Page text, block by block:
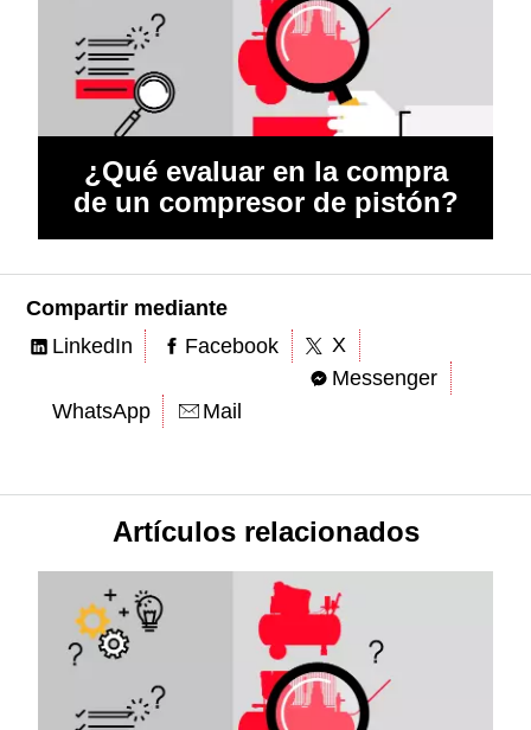
¿Qué evaluar en la compra
de un compresor de pistón?
Compartir mediante
LinkedIn
Facebook
X
Messenger
WhatsApp
Mail
Artículos relacionados